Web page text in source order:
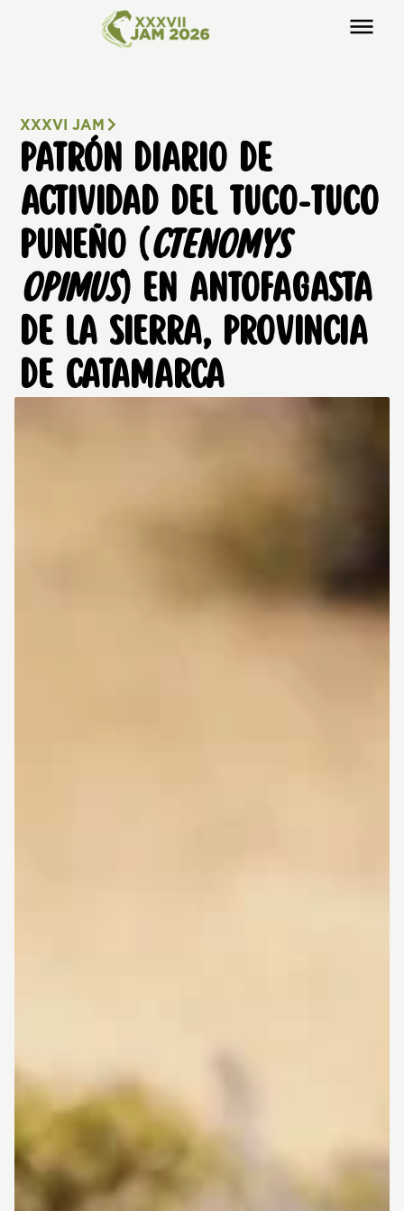
XXXVI JAM
PATRÓN DIARIO DE
ACTIVIDAD DEL TUCO-TUCO
PUNEÑO (CTENOMYS
OPIMUS) EN ANTOFAGASTA
DE LA SIERRA, PROVINCIA
DE CATAMARCA